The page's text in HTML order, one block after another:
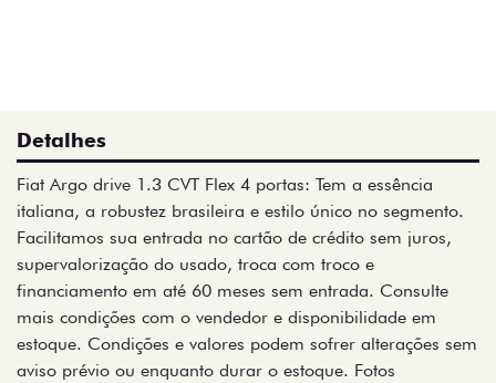
Detalhes
Fiat Argo drive 1.3 CVT Flex 4 portas: Tem a essência
italiana, a robustez brasileira e estilo único no segmento.
Facilitamos sua entrada no cartão de crédito sem juros,
supervalorização do usado, troca com troco e
financiamento em até 60 meses sem entrada. Consulte
mais condições com o vendedor e disponibilidade em
estoque. Condições e valores podem sofrer alterações sem
aviso prévio ou enquanto durar o estoque. Fotos